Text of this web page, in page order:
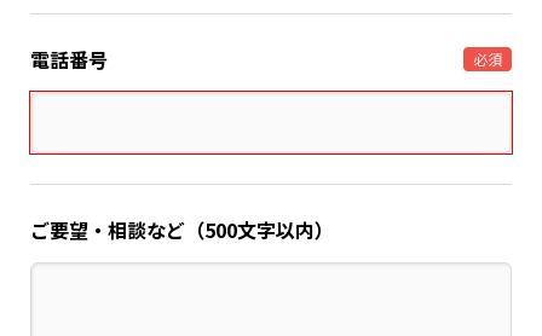
電話番号 必須
ご要望・相談など（500文字以内）